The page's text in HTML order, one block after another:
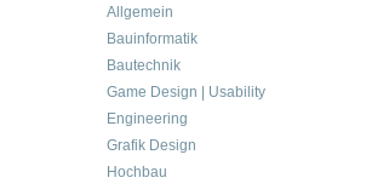
Allgemein
Bauinformatik
Bautechnik
Game Design | Usability
Engineering
Grafik Design
Hochbau